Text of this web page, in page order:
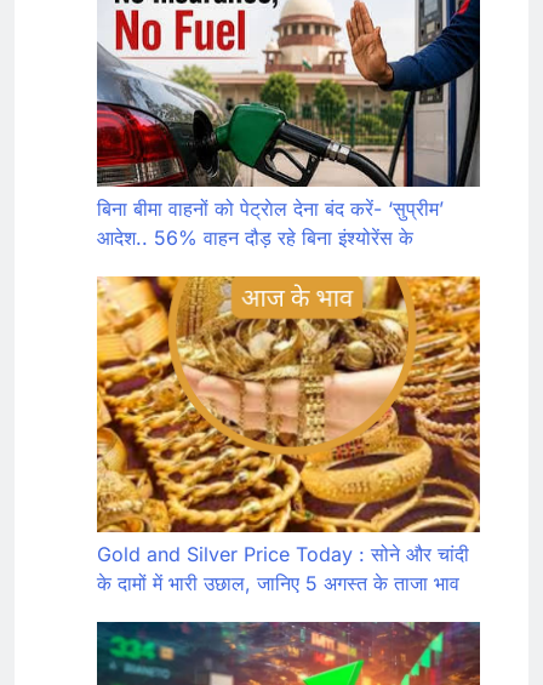
बिना बीमा वाहनों को पेट्राेल देना बंद करें- ‘सुप्रीम’
आदेश.. 56% वाहन दौड़ रहे बिना इंश्योरेंस के
Gold and Silver Price Today : सोने और चांदी
के दामों में भारी उछाल, जानिए 5 अगस्त के ताजा भाव